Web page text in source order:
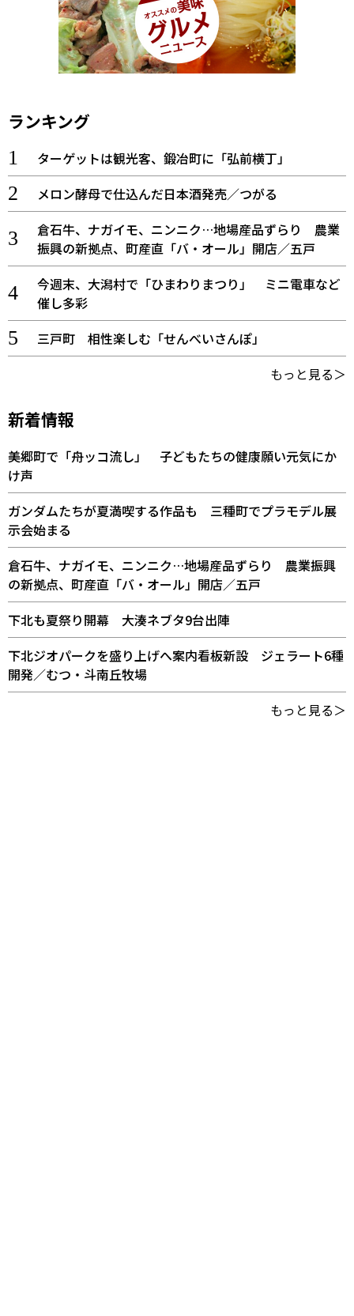
ランキング
ターゲットは観光客、鍛冶町に「弘前横丁」
メロン酵母で仕込んだ日本酒発売／つがる
倉石牛、ナガイモ、ニンニク…地場産品ずらり 農業
振興の新拠点、町産直「バ・オール」開店／五戸
今週末、大潟村で「ひまわりまつり」 ミニ電車など
催し多彩
三戸町 相性楽しむ「せんべいさんぽ」
もっと見る＞
新着情報
美郷町で「舟ッコ流し」 子どもたちの健康願い元気にか
け声
ガンダムたちが夏満喫する作品も 三種町でプラモデル展
示会始まる
倉石牛、ナガイモ、ニンニク…地場産品ずらり 農業振興
の新拠点、町産直「バ・オール」開店／五戸
下北も夏祭り開幕 大湊ネブタ9台出陣
下北ジオパークを盛り上げへ案内看板新設 ジェラート6種
開発／むつ・斗南丘牧場
もっと見る＞